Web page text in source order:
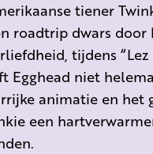
tiener
roadtrip dwars
tijdens “Lez
Egghead niet
animatie en het
een